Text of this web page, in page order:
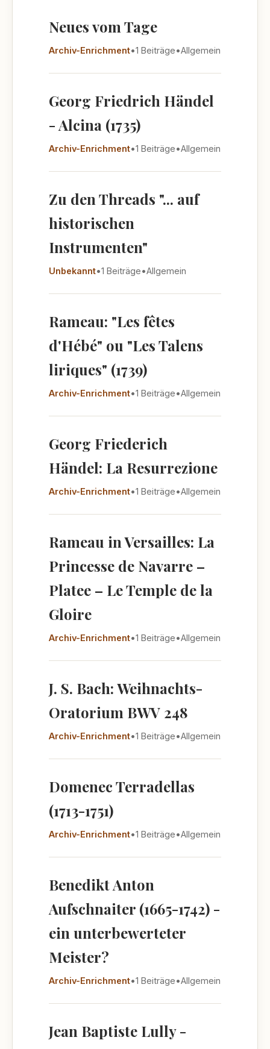
Neues vom Tage
Archiv-Enrichment•1 Beiträge•Allgemein
Georg Friedrich Händel
- Alcina (1735)
Archiv-Enrichment•1 Beiträge•Allgemein
Zu den Threads "... auf
historischen
Instrumenten"
Unbekannt•1 Beiträge•Allgemein
Rameau: "Les fêtes
d'Hébé" ou "Les Talens
liriques" (1739)
Archiv-Enrichment•1 Beiträge•Allgemein
Georg Friederich
Händel: La Resurrezione
Archiv-Enrichment•1 Beiträge•Allgemein
Rameau in Versailles: La
Princesse de Navarre –
Platee – Le Temple de la
Gloire
Archiv-Enrichment•1 Beiträge•Allgemein
J. S. Bach: Weihnachts-
Oratorium BWV 248
Archiv-Enrichment•1 Beiträge•Allgemein
Domenec Terradellas
(1713-1751)
Archiv-Enrichment•1 Beiträge•Allgemein
Benedikt Anton
Aufschnaiter (1665-1742) -
ein unterbewerteter
Meister?
Archiv-Enrichment•1 Beiträge•Allgemein
Jean Baptiste Lully -